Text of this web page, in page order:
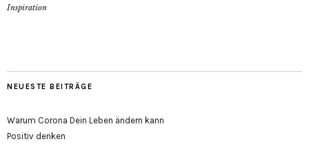
Inspiration
NEUESTE BEITRÄGE
Warum Corona Dein Leben ändern kann
Positiv denken